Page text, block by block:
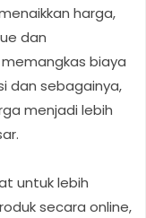
harga,
dan
biaya
dan sebagainya,
menjadi lebih
untuk lebih
secara online,